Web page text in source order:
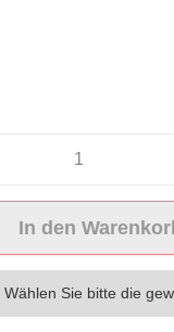
In den
Sie bitte die